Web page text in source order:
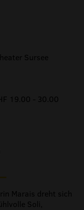
Sursee
19.00 - 30.00
Marais dreht sich
Soli,